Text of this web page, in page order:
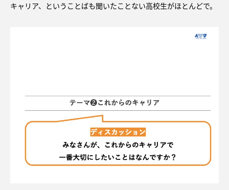
キャリア、ということばも聞いたことない高校生がほとんどで。